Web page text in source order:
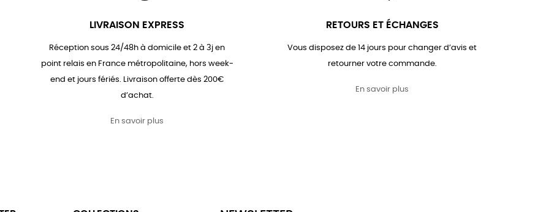
LIVRAISON EXPRESS
Réception sous 24/48h à domicile et 2 à 3j en
point relais en France métropolitaine, hors week-
end et jours fériés. Livraison offerte dès 200€
d’achat.
En savoir plus
RETOURS ET ÉCHANGES
Vous disposez de 14 jours pour changer d’avis et
retourner votre commande.
En savoir plus